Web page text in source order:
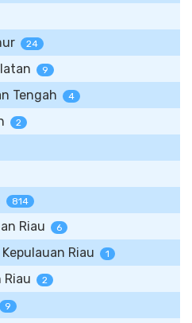
24
9
Tengah 4
2
814
Riau 6
Riau 1
Riau 2
9